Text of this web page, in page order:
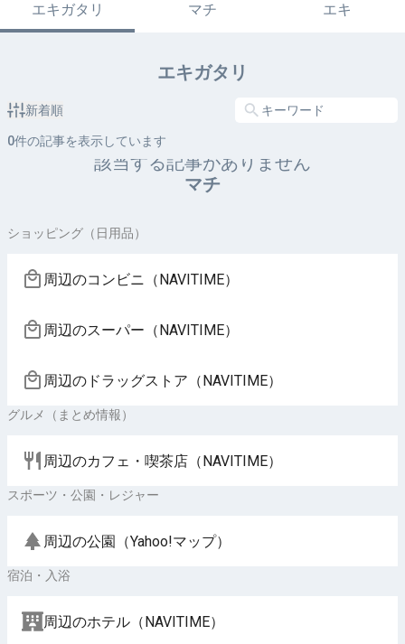
エキガタリ マチ エキ
エキガタリ
新着順
0件の記事を表示しています
該当する記事がありません
マチ
ショッピング（日用品）
周辺のコンビニ（NAVITIME）
周辺のスーパー（NAVITIME）
周辺のドラッグストア（NAVITIME）
グルメ（まとめ情報）
周辺のカフェ・喫茶店（NAVITIME）
スポーツ・公園・レジャー
周辺の公園（Yahoo!マップ）
宿泊・入浴
周辺のホテル（NAVITIME）